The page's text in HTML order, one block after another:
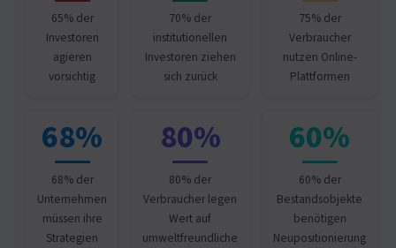
65% der
Investoren
agieren
vorsichtig
70% der
institutionellen
Investoren ziehen
sich zurück
75% der
Verbraucher
nutzen Online-
Plattformen
68%
68% der
Unternehmen
müssen ihre
Strategien
80%
80% der
Verbraucher legen
Wert auf
umweltfreundliche
60%
60% der
Bestandsobjekte
benötigen
Neupositionierung